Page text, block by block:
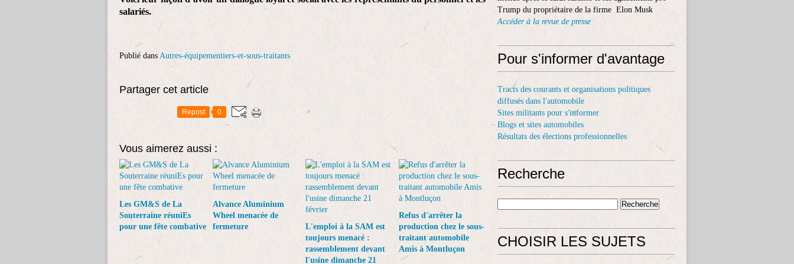
salariés.
Publié dans Autres-équipementiers-et-sous-traitants
Partager cet article
Repost 0
Vous aimerez aussi :
Les GM&S de La
Souterraine réuniEs
pour une fête combative
Alvance Aluminium
Wheel menacée de
fermeture
L'emploi à la SAM est
toujours menacé :
rassemblement devant
l'usine dimanche 21
Refus d'arrêter la
production chez le sous-
traitant automobile
Amis à Montluçon
Trump du propriétaire de la firme Elon Musk
Accéder à la revue de presse
Pour s'informer d'avantage
Tracts des courants et organisations politiques
diffusés dans l'automobile
Sites militants pour s'informer
Blogs et sites automobiles
Résultats des élections professionnelles
Recherche
CHOISIR LES SUJETS